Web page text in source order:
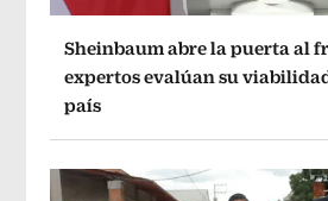
Sheinbaum abre la puerta al
expertos evalúan su
país